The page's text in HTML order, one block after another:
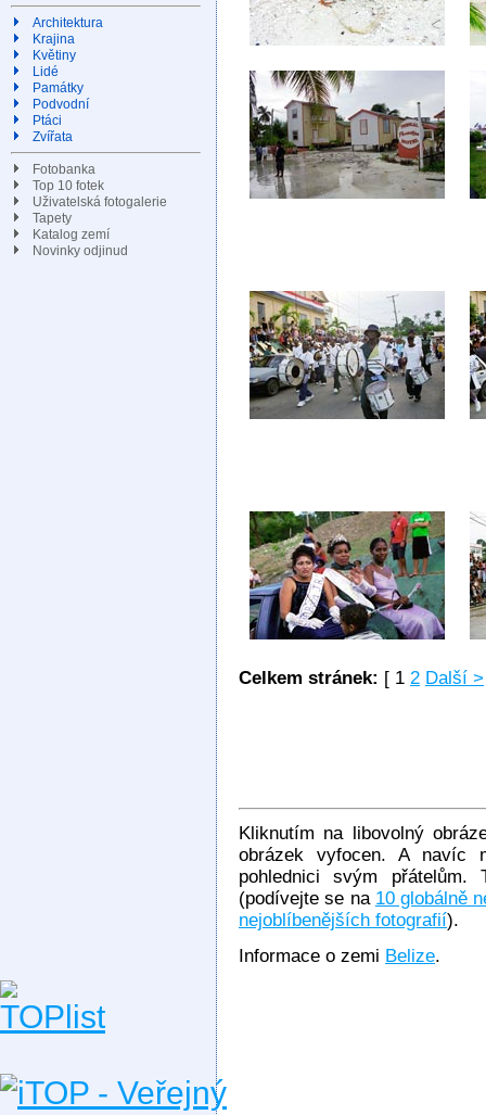
Architektura
Krajina
Květiny
Lidé
Památky
Podvodní
Ptáci
Zvířata
Fotobanka
Top 10 fotek
Uživatelská fotogalerie
Tapety
Katalog zemí
Novinky odjinud
Celkem stránek: [ 1 2 Další >
Kliknutím na libovolný
obrázek vyfocen. A navíc
pohlednici svým přátelům.
(podívejte se na 10 globálně
nejoblíbenějších fotografií).
Informace o zemi Belize.